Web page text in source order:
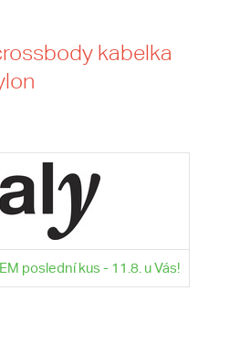
kabelka
poslední kus - 11.8. u Vás!